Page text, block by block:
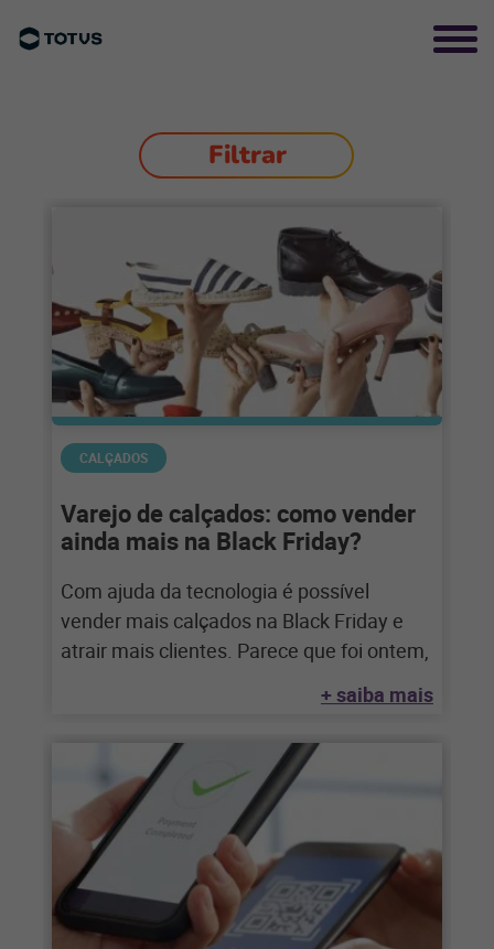
Filtrar
CALÇADOS
Varejo de calçados: como vender
ainda mais na Black Friday?
Com ajuda da tecnologia é possível
vender mais calçados na Black Friday e
atrair mais clientes. Parece que foi ontem,
+ saiba mais